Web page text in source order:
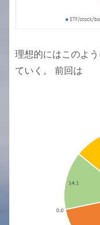
理想的にはこのよ
ていく。 前回は